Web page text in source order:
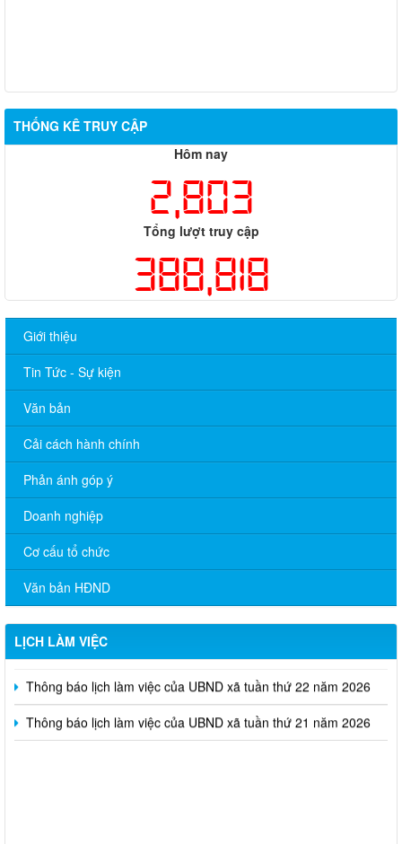
THỐNG KÊ TRUY CẬP
Hôm nay
2,803
Tổng lượt truy cập
388,818
Giới thiệu
Tin Tức - Sự kiện
Văn bản
Cải cách hành chính
Phản ánh góp ý
Doanh nghiệp
Cơ cấu tổ chức
Văn bản HĐND
LỊCH LÀM VIỆC
Thông báo lịch làm việc của Chủ tịch, Phó chủ tịch UBND xã
tuần thứ 24 năm 2026
Thông báo lịch làm việc của Chủ tịch, Phó chủ tịch UBND xã
tuần thứ 23 năm 2026
Thông báo lịch làm việc của UBND xã tuần thứ 22 năm 2026
Thông báo lịch làm việc của UBND xã tuần thứ 21 năm 2026